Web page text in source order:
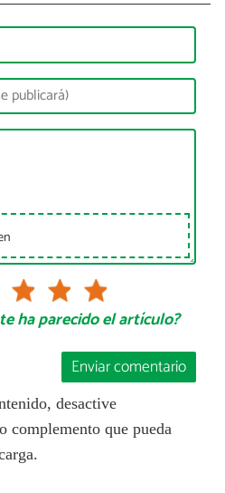
ha parecido el artículo?
Enviar comentario
desactive
complemento que pueda